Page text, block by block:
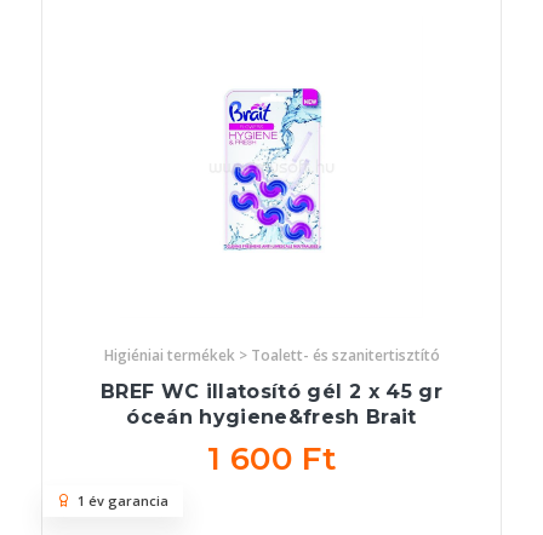
Higiéniai termékek > Toalett- és szanitertisztító
BREF WC illatosító gél 2 x 45 gr
óceán hygiene&fresh Brait
1 600 Ft
1 év garancia